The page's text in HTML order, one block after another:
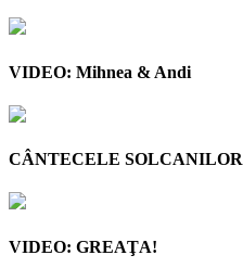
VIDEO: Mihnea & Andi
CÂNTECELE SOLCANILOR
VIDEO: GREAŢA!